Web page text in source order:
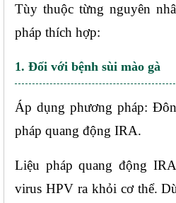
Tùy thuộc từng nguyên
pháp thích hợp:
1. Đối với bệnh sùi mào gà
Áp dụng phương pháp:
pháp quang động IRA.
Liệu pháp quang động
virus HPV ra khỏi cơ thể.